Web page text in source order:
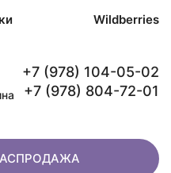
Wildberries
+7 (978) 104-05-02
+7 (978) 804-72-01